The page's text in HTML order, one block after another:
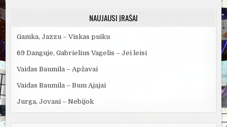
NAUJAUSI ĮRAŠAI
Gamka, Jazzu – Viskas puiku
69 Danguje, Gabrielius Vagelis – Jei leisi
Vaidas Baumila – Apžavai
Vaidas Baumila – Bum Ajajai
Jurga, Jovani – Nebijok